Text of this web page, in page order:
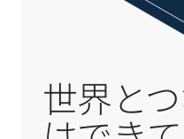
世界と